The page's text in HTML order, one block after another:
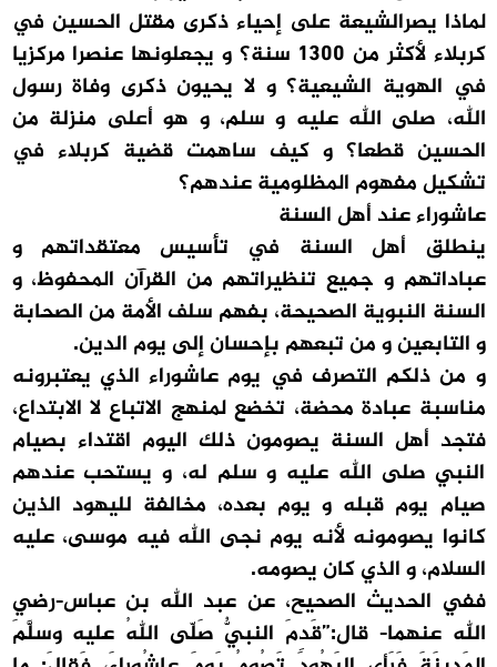
لماذا يصرالشيعة على إحياء ذكرى مقتل الحسين في
كربلاء لأكثر من 1300 سنة؟ و يجعلونها عنصرا مركزيا
في الهوية الشيعية؟ و لا يحيون ذكرى وفاة رسول
الله، صلى الله عليه و سلم، و هو أعلى منزلة من
الحسين قطعا؟ و كيف ساهمت قضية كربلاء في
تشكيل مفهوم المظلومية عندهم؟
عاشوراء عند أهل السنة
ينطلق أهل السنة في تأسيس معتقداتهم و
عباداتهم و جميع تنظيراتهم من القرآن المحفوظ، و
السنة النبوية الصحيحة، بفهم سلف الأمة من الصحابة
و التابعين و من تبعهم بإحسان إلى يوم الدين.
و من ذلكم التصرف في يوم عاشوراء الذي يعتبرونه
مناسبة عبادة محضة، تخضع لمنهج الاتباع لا الابتداع،
فتجد أهل السنة يصومون ذلك اليوم اقتداء بصيام
النبي صلى الله عليه و سلم له، و يستحب عندهم
صيام يوم قبله و يوم بعده، مخالفة لليهود الذين
كانوا يصومونه لأنه يوم نجى الله فيه موسى، عليه
السلام، و الذي كان يصومه.
ففي الحديث الصحيح، عن عبد الله بن عباس-رضي
الله عنهما- قال:”قَدِمَ النبيُّ صَلّى اللهُ عليه وسلَّمَ